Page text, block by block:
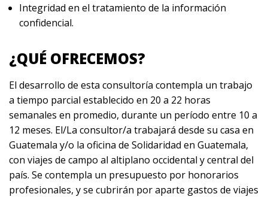
Integridad en el tratamiento de la información
confidencial.
¿QUÉ OFRECEMOS?
El desarrollo de esta consultoría contempla un trabajo
a tiempo parcial establecido en 20 a 22 horas
semanales en promedio, durante un período entre 10 a
12 meses. El/La consultor/a trabajará desde su casa en
Guatemala y/o la oficina de Solidaridad en Guatemala,
con viajes de campo al altiplano occidental y central del
país. Se contempla un presupuesto por honorarios
profesionales, y se cubrirán por aparte gastos de viajes